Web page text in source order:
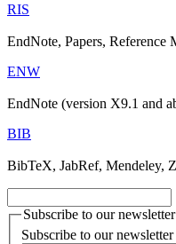
RIS
EndNote, Papers, Reference
ENW
EndNote (version X9.1 and
BIB
BibTeX, JabRef, Mendeley,
Subscribe to our newsletter
Subscribe to our newsletter